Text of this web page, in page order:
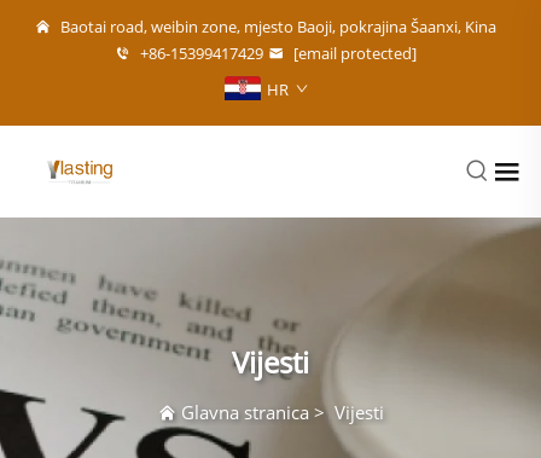
Baotai road, weibin zone, mjesto Baoji, pokrajina Šaanxi, Kina
+86-15399417429
[email protected]
HR
Vijesti
Glavna stranica > Vijesti